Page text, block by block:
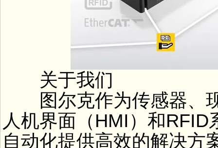
关于我们
图尔克作为传感器、现
人机界面（HMI）和
自动化提供高效的解决方